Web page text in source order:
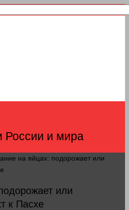
России и мира
на яйцах: подорожает или
или
к Пасхе